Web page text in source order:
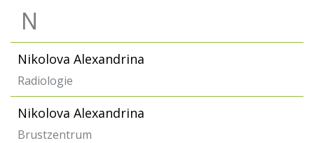
N
Nikolova Alexandrina
Radiologie
Nikolova Alexandrina
Brustzentrum